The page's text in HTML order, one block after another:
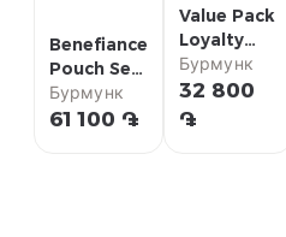
Benefiance
Pouch Set
Shiseido
Бурмунк
61 100 ֏
Value Pack
Loyalty
Clarinsmen
Barber
Clarins
Бурмунк
32 800
֏